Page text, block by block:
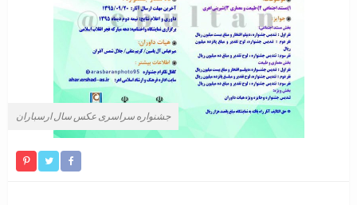
جشنواره سراسری عکس سال ارسباران